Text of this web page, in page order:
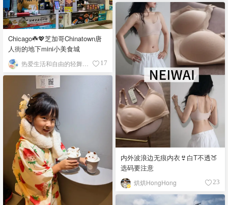
Chicago☘️💖芝加哥Chinatown唐
人街的地下mini小美食城
17
内外波浪边无痕内衣👙白T不透🍑
选码要注意
烘烘HongHong 23